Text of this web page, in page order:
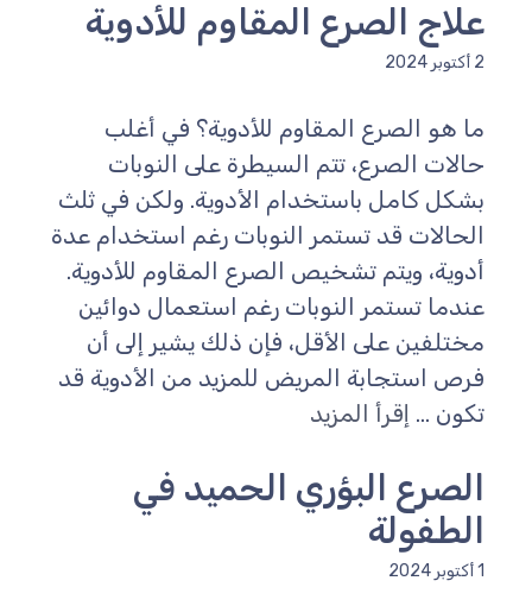
علاج الصرع المقاوم للأدوية
2 أكتوبر 2024
ما هو الصرع المقاوم للأدوية؟ في أغلب
حالات الصرع، تتم السيطرة على النوبات
بشكل كامل باستخدام الأدوية. ولكن في ثلث
الحالات قد تستمر النوبات رغم استخدام عدة
أدوية، ويتم تشخيص الصرع المقاوم للأدوية.
عندما تستمر النوبات رغم استعمال دوائين
مختلفين على الأقل، فإن ذلك يشير إلى أن
فرص استجابة المريض للمزيد من الأدوية قد
تكون ... إقرأ المزيد
الصرع البؤري الحميد في
الطفولة
1 أكتوبر 2024